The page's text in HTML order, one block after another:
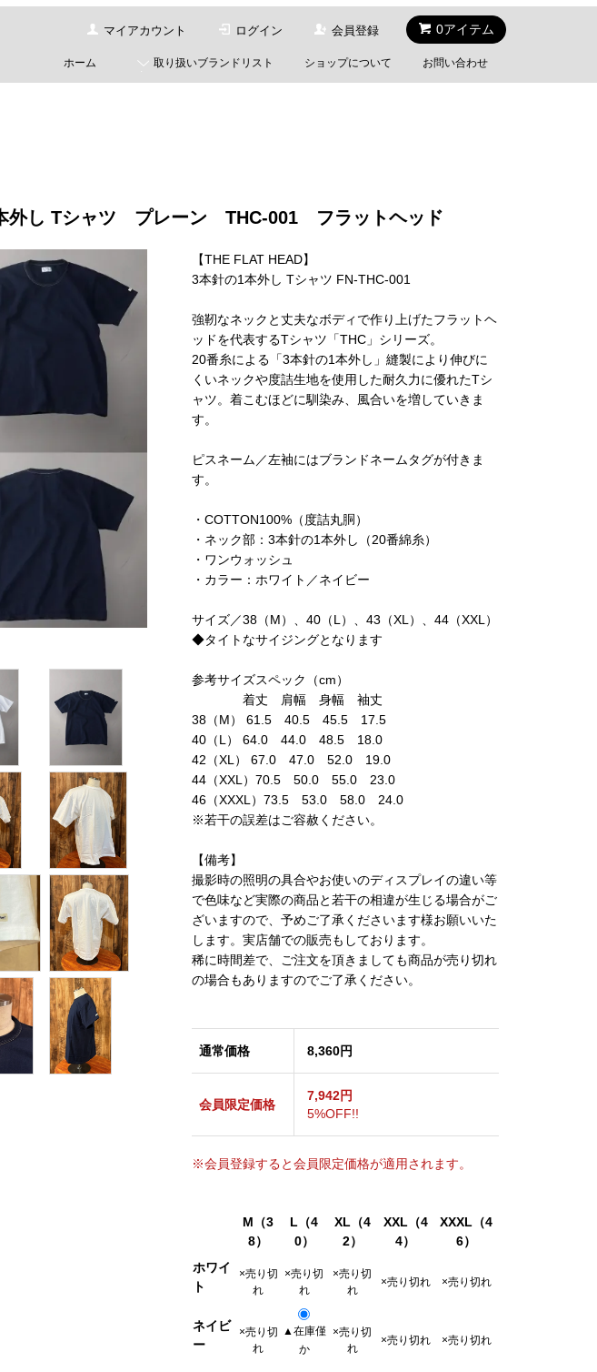
0アイテム
マイアカウント ログイン 会員登録
ホーム 取り扱いブランドリスト ショップについて お問い合わせ
本外し Tシャツ プレーン THC-001 フラットヘッド
【THE FLAT HEAD】
3本針の1本外し Tシャツ FN-THC-001
強靭なネックと丈夫なボディで作り上げたフラットヘ
ッドを代表するTシャツ「THC」シリーズ。
20番糸による「3本針の1本外し」縫製により伸びに
くいネックや度詰生地を使用した耐久力に優れたTシ
ャツ。着こむほどに馴染み、風合いを増していきま
す。
ピスネーム／左袖にはブランドネームタグが付きま
す。
・COTTON100%（度詰丸胴）
・ネック部：3本針の1本外し（20番綿糸）
・ワンウォッシュ
・カラー：ホワイト／ネイビー
サイズ／38（M）、40（L）、43（XL）、44（XXL）
◆タイトなサイジングとなります
参考サイズスペック（cm）
着丈 肩幅 身幅 袖丈
38（M） 61.5 40.5 45.5 17.5
40（L） 64.0 44.0 48.5 18.0
42（XL） 67.0 47.0 52.0 19.0
44（XXL）70.5 50.0 55.0 23.0
46（XXXL）73.5 53.0 58.0 24.0
※若干の誤差はご容赦ください。
【備考】
撮影時の照明の具合やお使いのディスプレイの違い等
で色味など実際の商品と若干の相違が生じる場合がご
ざいますので、予めご了承くださいます様お願いいた
します。実店舗での販売もしております。
稀に時間差で、ご注文を頂きましても商品が売り切れ
の場合もありますのでご了承ください。
通常価格 8,360円
会員限定価格
7,942円
5%OFF!!
※会員登録すると会員限定価格が適用されます。
M（3
8）
L（4
0）
XL（4
2）
XXL（4
4）
XXXL（4
6）
ホワイ
ト
×売り切
れ
×売り切
れ
×売り切
れ
×売り切れ ×売り切れ
ネイビ
ー
×売り切
れ
▲在庫僅
か
×売り切
れ
×売り切れ ×売り切れ